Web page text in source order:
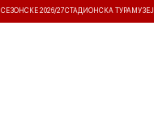
СЕЗОНСКЕ 2026/27СТАДИОНСКА ТУРА МУЗЕЈ